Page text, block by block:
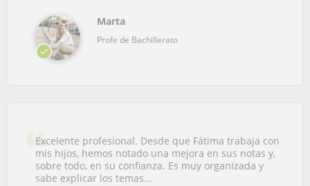
Marta
Profe de Bachillerato
Excelente profesional. Desde que Fátima trabaja con
mis hijos, hemos notado una mejora en sus notas y,
sobre todo, en su confianza. Es muy organizada y
sabe explicar los temas...